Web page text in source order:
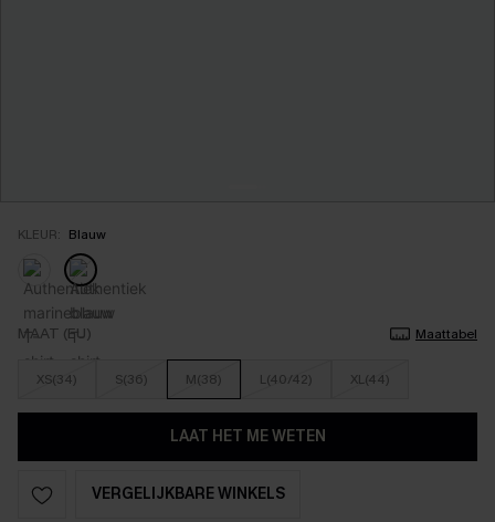
KLEUR: Blauw
MAAT (EU) Maattabel
XS(34) S(36) M(38) L(40/42) XL(44)
LAAT HET ME WETEN
VERGELIJKBARE WINKELS